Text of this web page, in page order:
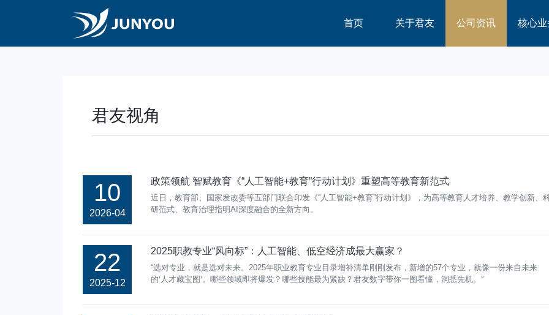
首页 关于君友 公司资讯 核心业
君友视角
10
2026-04
政策领航 智赋教育《“人工智能+教育”行动计划》重塑高等教育新范式
近日，教育部、国家发改委等五部门联合印发《“人工智能+教育”行动计划》，为高等教育人才培养、教学创新、
研范式、教育治理指明AI深度融合的全新方向。
22
2025-12
2025职教专业“风向标”：人工智能、低空经济成最大赢家？
“选对专业，就是选对未来。2025年职业教育专业目录增补清单刚刚发布，新增的57个专业，就像一份来自未来
的‘人才藏宝图’。哪些领域即将爆发？哪些技能最为紧缺？君友数字带你一图看懂，洞悉先机。”